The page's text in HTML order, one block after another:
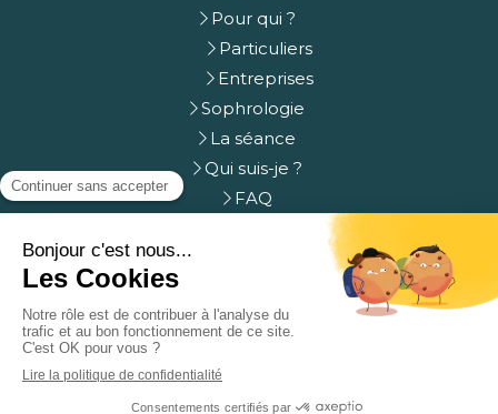
Pour qui ?
Particuliers
Entreprises
Sophrologie
La séance
Qui suis-je ?
FAQ
Mentions légales
Création et référencement du site par Simplébo